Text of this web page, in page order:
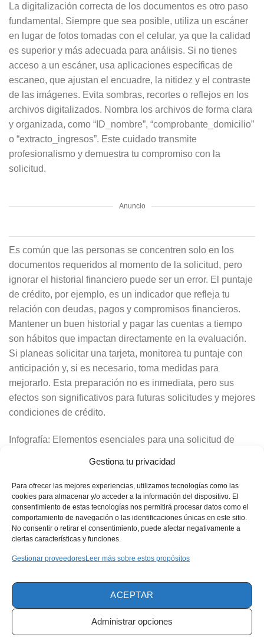
Gestiona tu privacidad
Para ofrecer las mejores experiencias, utilizamos tecnologías como las
cookies para almacenar y/o acceder a la información del dispositivo. El
consentimiento de estas tecnologías nos permitirá procesar datos como el
comportamiento de navegación o las identificaciones únicas en este sitio.
No consentir o retirar el consentimiento, puede afectar negativamente a
ciertas características y funciones.
Gestionar proveedoresLeer más sobre estos propósitos
ACEPTAR
Administrar opciones
La digitalización correcta de los documentos es otro paso
fundamental. Siempre que sea posible, utiliza un escáner
en lugar de fotos tomadas con el celular, ya que la calidad
es superior y más adecuada para análisis. Si no tienes
acceso a un escáner, usa aplicaciones específicas de
escaneo, que ajustan el encuadre, la nitidez y el contraste
de las imágenes. Evita sombras, recortes o reflejos en los
archivos digitalizados. Nombra los archivos de forma clara
y organizada, como “ID_nombre”, “comprobante_domicilio”
o “extracto_ingresos”. Este cuidado transmite
profesionalismo y demuestra tu compromiso con la
solicitud.
Anuncio
Es común que las personas se concentren solo en los
documentos requeridos al momento de la solicitud, pero
ignorar el historial financiero puede ser un error. El puntaje
de crédito, por ejemplo, es un indicador que refleja tu
relación con deudas, pagos y compromisos financieros.
Mantener un buen historial y pagar las cuentas a tiempo
son hábitos que impactan directamente en la evaluación.
Si planeas solicitar una tarjeta, monitorea tu puntaje con
anticipación y, si es necesario, toma medidas para
mejorarlo. Esta preparación no es inmediata, pero sus
efectos son significativos para futuras solicitudes y mejores
condiciones de crédito.
Infografía: Elementos esenciales para una solicitud de
• Documento de identidad (DNI o licencia de conducir
actualizada)
• Número de identificación fiscal (si no figura en el
documento principal)
• Comprobante de domicilio (últimos 90 días)
• Comprobante de ingresos (últimos 3 meses)
• Declaración de impuestos (si corresponde)
• Prueba de vínculo con titular (si los documentos están a
nombre de terceros)
• Digitalización clara y legible de todos los archivos
• Datos coherentes y estandarizados en los documentos